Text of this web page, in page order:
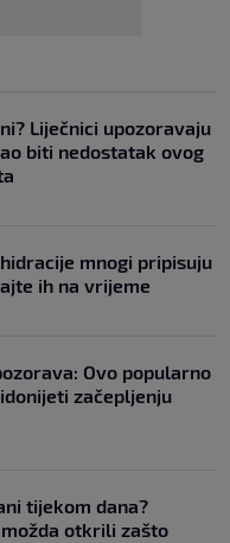
Liječnici upozoravaju
biti nedostatak ovog
mnogi pripisuju
ih na vrijeme
Ovo popularno
začepljenju
tijekom dana?
otkrili zašto